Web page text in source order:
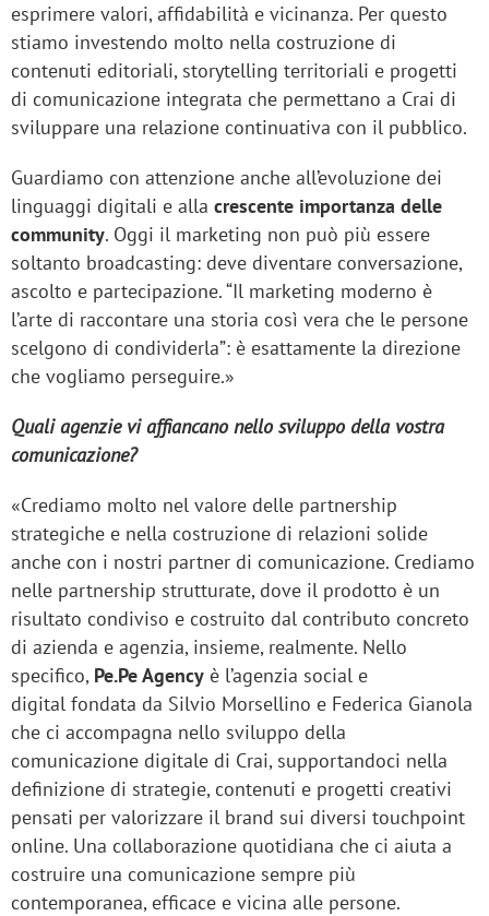
esprimere valori, affidabilità e vicinanza. Per questo
stiamo investendo molto nella costruzione di
contenuti editoriali, storytelling territoriali e progetti
di comunicazione integrata che permettano a Crai di
sviluppare una relazione continuativa con il pubblico.
Guardiamo con attenzione anche all’evoluzione dei
linguaggi digitali e alla crescente importanza delle
community. Oggi il marketing non può più essere
soltanto broadcasting: deve diventare conversazione,
ascolto e partecipazione. “Il marketing moderno è
l’arte di raccontare una storia così vera che le persone
scelgono di condividerla”: è esattamente la direzione
che vogliamo perseguire.»
Quali agenzie vi affiancano nello sviluppo della vostra
comunicazione?
«Crediamo molto nel valore delle partnership
strategiche e nella costruzione di relazioni solide
anche con i nostri partner di comunicazione. Crediamo
nelle partnership strutturate, dove il prodotto è un
risultato condiviso e costruito dal contributo concreto
di azienda e agenzia, insieme, realmente. Nello
specifico, Pe.Pe Agency è l’agenzia social e
digital fondata da Silvio Morsellino e Federica Gianola
che ci accompagna nello sviluppo della
comunicazione digitale di Crai, supportandoci nella
definizione di strategie, contenuti e progetti creativi
pensati per valorizzare il brand sui diversi touchpoint
online. Una collaborazione quotidiana che ci aiuta a
costruire una comunicazione sempre più
contemporanea, efficace e vicina alle persone.